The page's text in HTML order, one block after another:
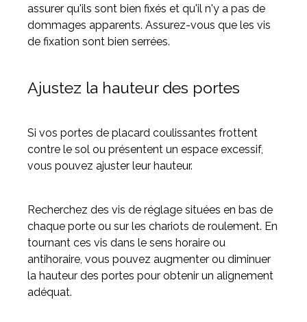
assurer qu'ils sont bien fixés et qu'il n'y a pas de
dommages apparents. Assurez-vous que les vis
de fixation sont bien serrées.
Ajustez la hauteur des portes
Si vos portes de placard coulissantes frottent
contre le sol ou présentent un espace excessif,
vous pouvez ajuster leur hauteur.
Recherchez des vis de réglage situées en bas de
chaque porte ou sur les chariots de roulement. En
tournant ces vis dans le sens horaire ou
antihoraire, vous pouvez augmenter ou diminuer
la hauteur des portes pour obtenir un alignement
adéquat.